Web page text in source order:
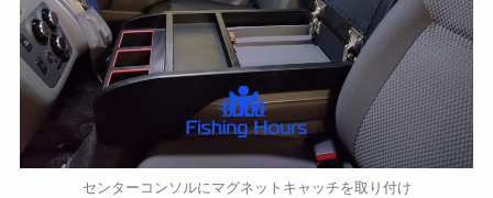
センターコンソルにマグネットキャッチを取り付け